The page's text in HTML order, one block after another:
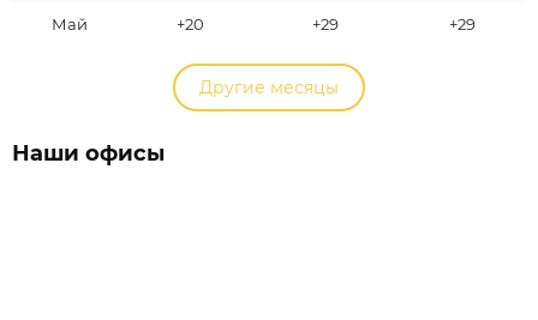
Май +20 +29 +29
Другие месяцы
Наши офисы